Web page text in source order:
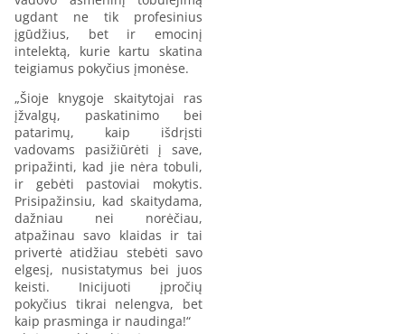
ugdant ne tik profesinius
įgūdžius, bet ir emocinį
intelektą, kurie kartu skatina
teigiamus pokyčius įmonėse.
„Šioje knygoje skaitytojai ras
įžvalgų, paskatinimo bei
patarimų, kaip išdrįsti
vadovams pasižiūrėti į save,
pripažinti, kad jie nėra tobuli,
ir gebėti pastoviai mokytis.
Prisipažinsiu, kad skaitydama,
dažniau nei norėčiau,
atpažinau savo klaidas ir tai
privertė atidžiau stebėti savo
elgesį, nusistatymus bei juos
keisti. Inicijuoti įpročių
pokyčius tikrai nelengva, bet
kaip prasminga ir naudinga!“